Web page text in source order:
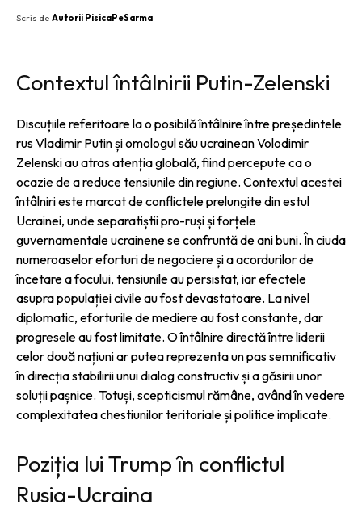
Scris de Autorii PisicaPeSarma
Contextul întâlnirii Putin-Zelenski
Discuțiile referitoare la o posibilă întâlnire între președintele
rus Vladimir Putin și omologul său ucrainean Volodimir
Zelenski au atras atenția globală, fiind percepute ca o
ocazie de a reduce tensiunile din regiune. Contextul acestei
întâlniri este marcat de conflictele prelungite din estul
Ucrainei, unde separatiștii pro-ruși și forțele
guvernamentale ucrainene se confruntă de ani buni. În ciuda
numeroaselor eforturi de negociere și a acordurilor de
încetare a focului, tensiunile au persistat, iar efectele
asupra populației civile au fost devastatoare. La nivel
diplomatic, eforturile de mediere au fost constante, dar
progresele au fost limitate. O întâlnire directă între liderii
celor două națiuni ar putea reprezenta un pas semnificativ
în direcția stabilirii unui dialog constructiv și a găsirii unor
soluții pașnice. Totuși, scepticismul rămâne, având în vedere
complexitatea chestiunilor teritoriale și politice implicate.
Poziția lui Trump în conflictul
Rusia-Ucraina